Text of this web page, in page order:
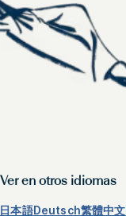
Ver en otros idiomas
日本語Deutsch繁體中文